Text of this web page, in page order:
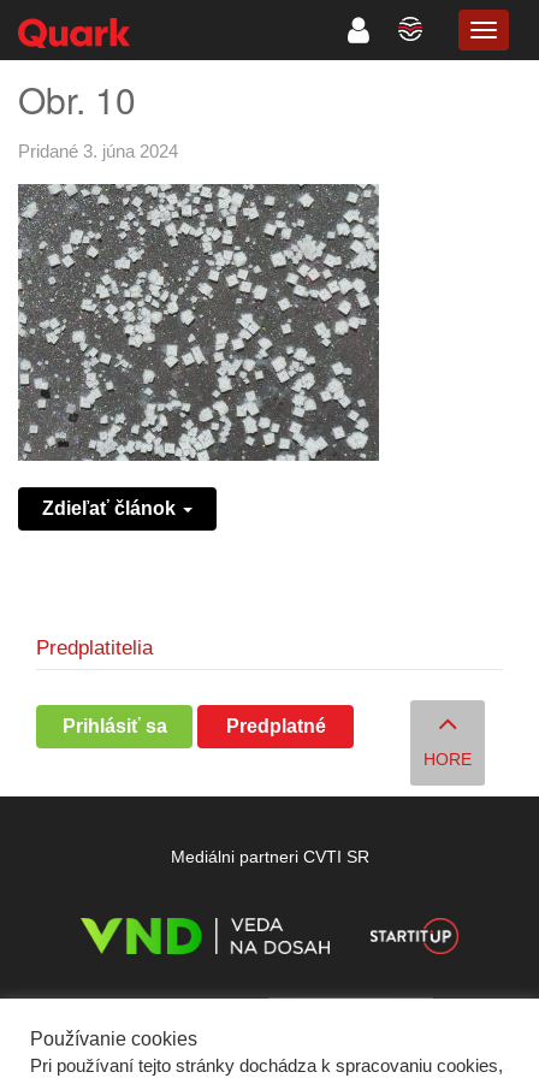
Obr. 10
Pridané 3. júna 2024
Zdieľať článok
Predplatitelia
Prihlásiť sa Predplatné
HORE
Mediálni partneri CVTI SR
Používanie cookies
Pri používaní tejto stránky dochádza k spracovaniu cookies,